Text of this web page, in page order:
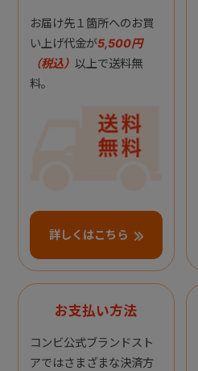
お届け先１箇所へのお買
い上げ代金が5,500円
（税込） 以上で送料無
料。
詳しくはこちら
お支払い方法
コンビ公式ブランドスト
アではさまざまな決済方